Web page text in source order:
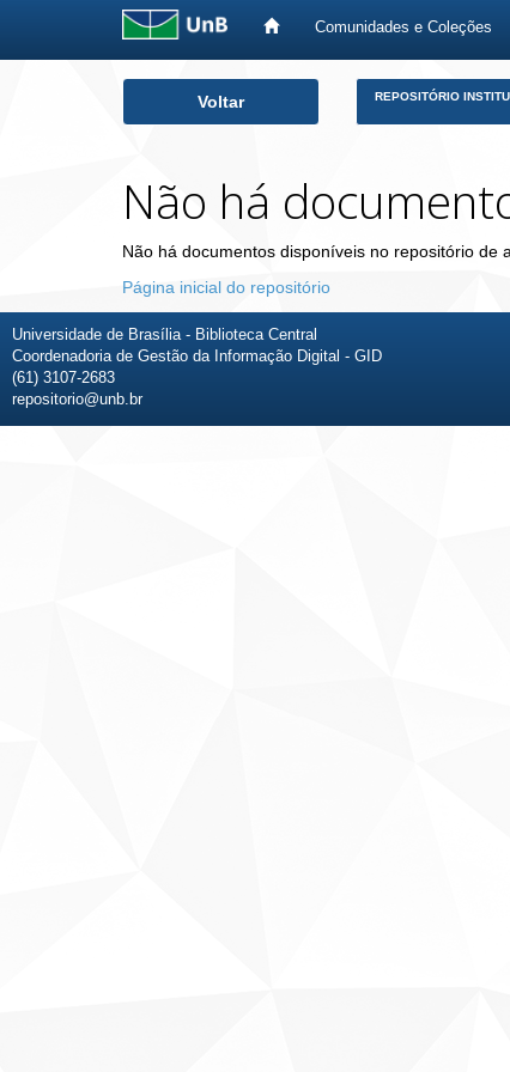
Comunidades e Coleções
Voltar REPOSITÓRIO
Não há
Não há documentos disponíveis no repositório de
Página inicial do repositório
Universidade de Brasília - Biblioteca Central
Coordenadoria de Gestão da Informação Digital - GID
(61) 3107-2683
repositorio@unb.br